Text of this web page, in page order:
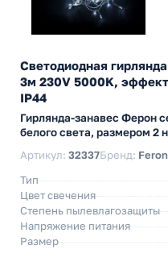
Светодиодная
3м 230V 5000K, эффект
IP44
Гирлянда-занавес Ферон
белого света, размером 2
Артикул: 32337Бренд:
Тип
Цвет свечения
Степень пылевлагозащиты
Напряжение питания
Размер